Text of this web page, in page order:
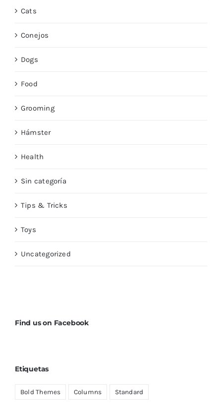
Cats
Conejos
Dogs
Food
Grooming
Hámster
Health
Sin categoría
Tips & Tricks
Toys
Uncategorized
Find us on Facebook
Etiquetas
Bold Themes Columns Standard